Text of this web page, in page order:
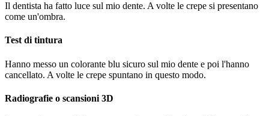
Il dentista ha fatto luce sul mio dente. A volte le crepe si presentano
come un'ombra.
Test di tintura
Hanno messo un colorante blu sicuro sul mio dente e poi l'hanno
cancellato. A volte le crepe spuntano in questo modo.
Radiografie o scansioni 3D